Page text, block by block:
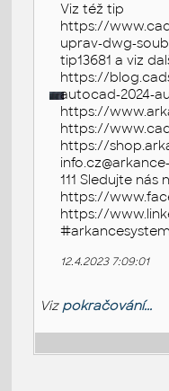
Viz též tip
https://
uprav-dwg-
tip13681 a viz
https://
autocad-2024-
https://
https://
https://
111 Sledujte nás
https://
https://
12.4.2023 7:09:01
Viz pokračování...